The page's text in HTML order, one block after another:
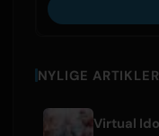
NYLIGE ARTIKLER